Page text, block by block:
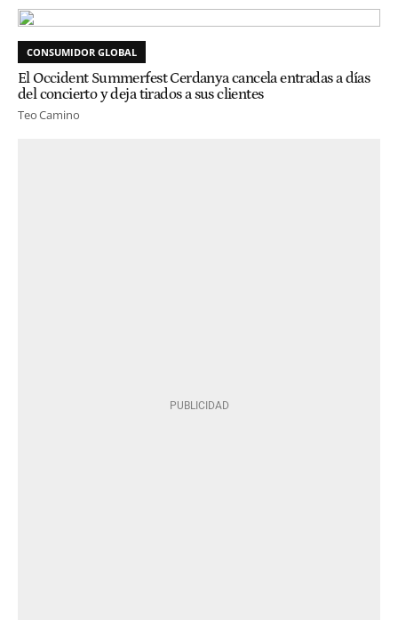
CONSUMIDOR GLOBAL
El Occident Summerfest Cerdanya cancela entradas a días
del concierto y deja tirados a sus clientes
Teo Camino